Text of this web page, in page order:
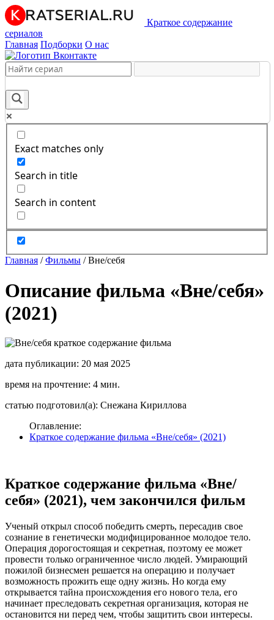
Краткое содержание
сериалов
Главная Подборки О нас
Exact matches only
Search in title
Search in content
Главная /Фильмы /Вне/себя
Описание фильма «Вне/себя»
(2021)
дата публикации: 20 мая 2025
время на прочтение: 4 мин.
статью подготовил(а): Снежана Кириллова
Оглавление:
Краткое содержание фильма «Вне/себя» (2021)
Краткое содержание фильма «Вне/
себя» (2021), чем закончился фильм
Ученый открыл способ победить смерть, пересадив свое
сознание в генетически модифицированное молодое тело.
Операция дорогостоящая и секретная, поэтому ее может
провести только ограниченное число людей. Умирающий
пожилой бизнесмен решается на операцию и получает
возможность прожить еще одну жизнь. Но когда ему
открывается тайна происхождения его нового тела, его
начинает преследовать секретная организация, которая не
остановится ни перед чем, чтобы защитить свои интересы.